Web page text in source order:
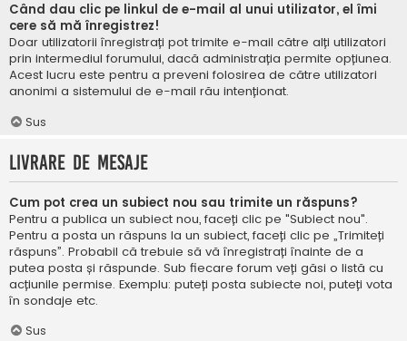
Când dau clic pe linkul de e-mail al unui utilizator, el îmi
cere să mă înregistrez!
Doar utilizatorii înregistrați pot trimite e-mail către alți utilizatori
prin intermediul forumului, dacă administrația permite opțiunea.
Acest lucru este pentru a preveni folosirea de către utilizatori
anonimi a sistemului de e-mail rău intenționat.
Sus
Livrare de mesaje
Cum pot crea un subiect nou sau trimite un răspuns?
Pentru a publica un subiect nou, faceți clic pe "Subiect nou".
Pentru a posta un răspuns la un subiect, faceți clic pe „Trimiteți
răspuns”. Probabil că trebuie să vă înregistrați înainte de a
putea posta și răspunde. Sub fiecare forum veți găsi o listă cu
acțiunile permise. Exemplu: puteți posta subiecte noi, puteți vota
în sondaje etc.
Sus